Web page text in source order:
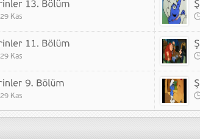
29 Kas
29 Kas
29 Kas